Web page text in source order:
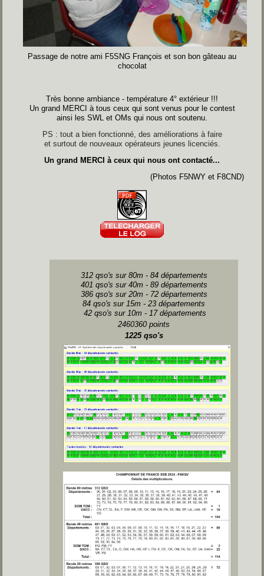
Passage de notre ami F5SNG François et son bon gâteau au
chocolat
Très bonne ambiance - température 4° extérieur !!!
Un grand MERCI à tous ceux qui sont venus pour le contest
ainsi les SWL et OMs qui nous ont soutenu.
PS : tout a bien fonctionné, des améliorations à faire
et surtout de nouveaux opérateurs jeunes licenciés.
Un grand MERCI à ceux qui nous ont contacté...
(Photos F5NWY et F8CND)
312 qso's sur 80m - 84 départements
401 qso's sur 40m - 89 départements
386 qso's sur 20m - 72 départements
84 qso's sur 15m - 23 départements
42 qso's sur 10m - 17 départements
2460360 points
1225 qso's